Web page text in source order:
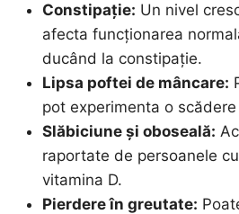
Constipație: Un nivel
afecta funcționarea
ducând la constipație.
Lipsa poftei de mâncare:
pot experimenta o
Slăbiciune și oboseală:
raportate de persoanele
vitamina D.
Pierdere în greutate: